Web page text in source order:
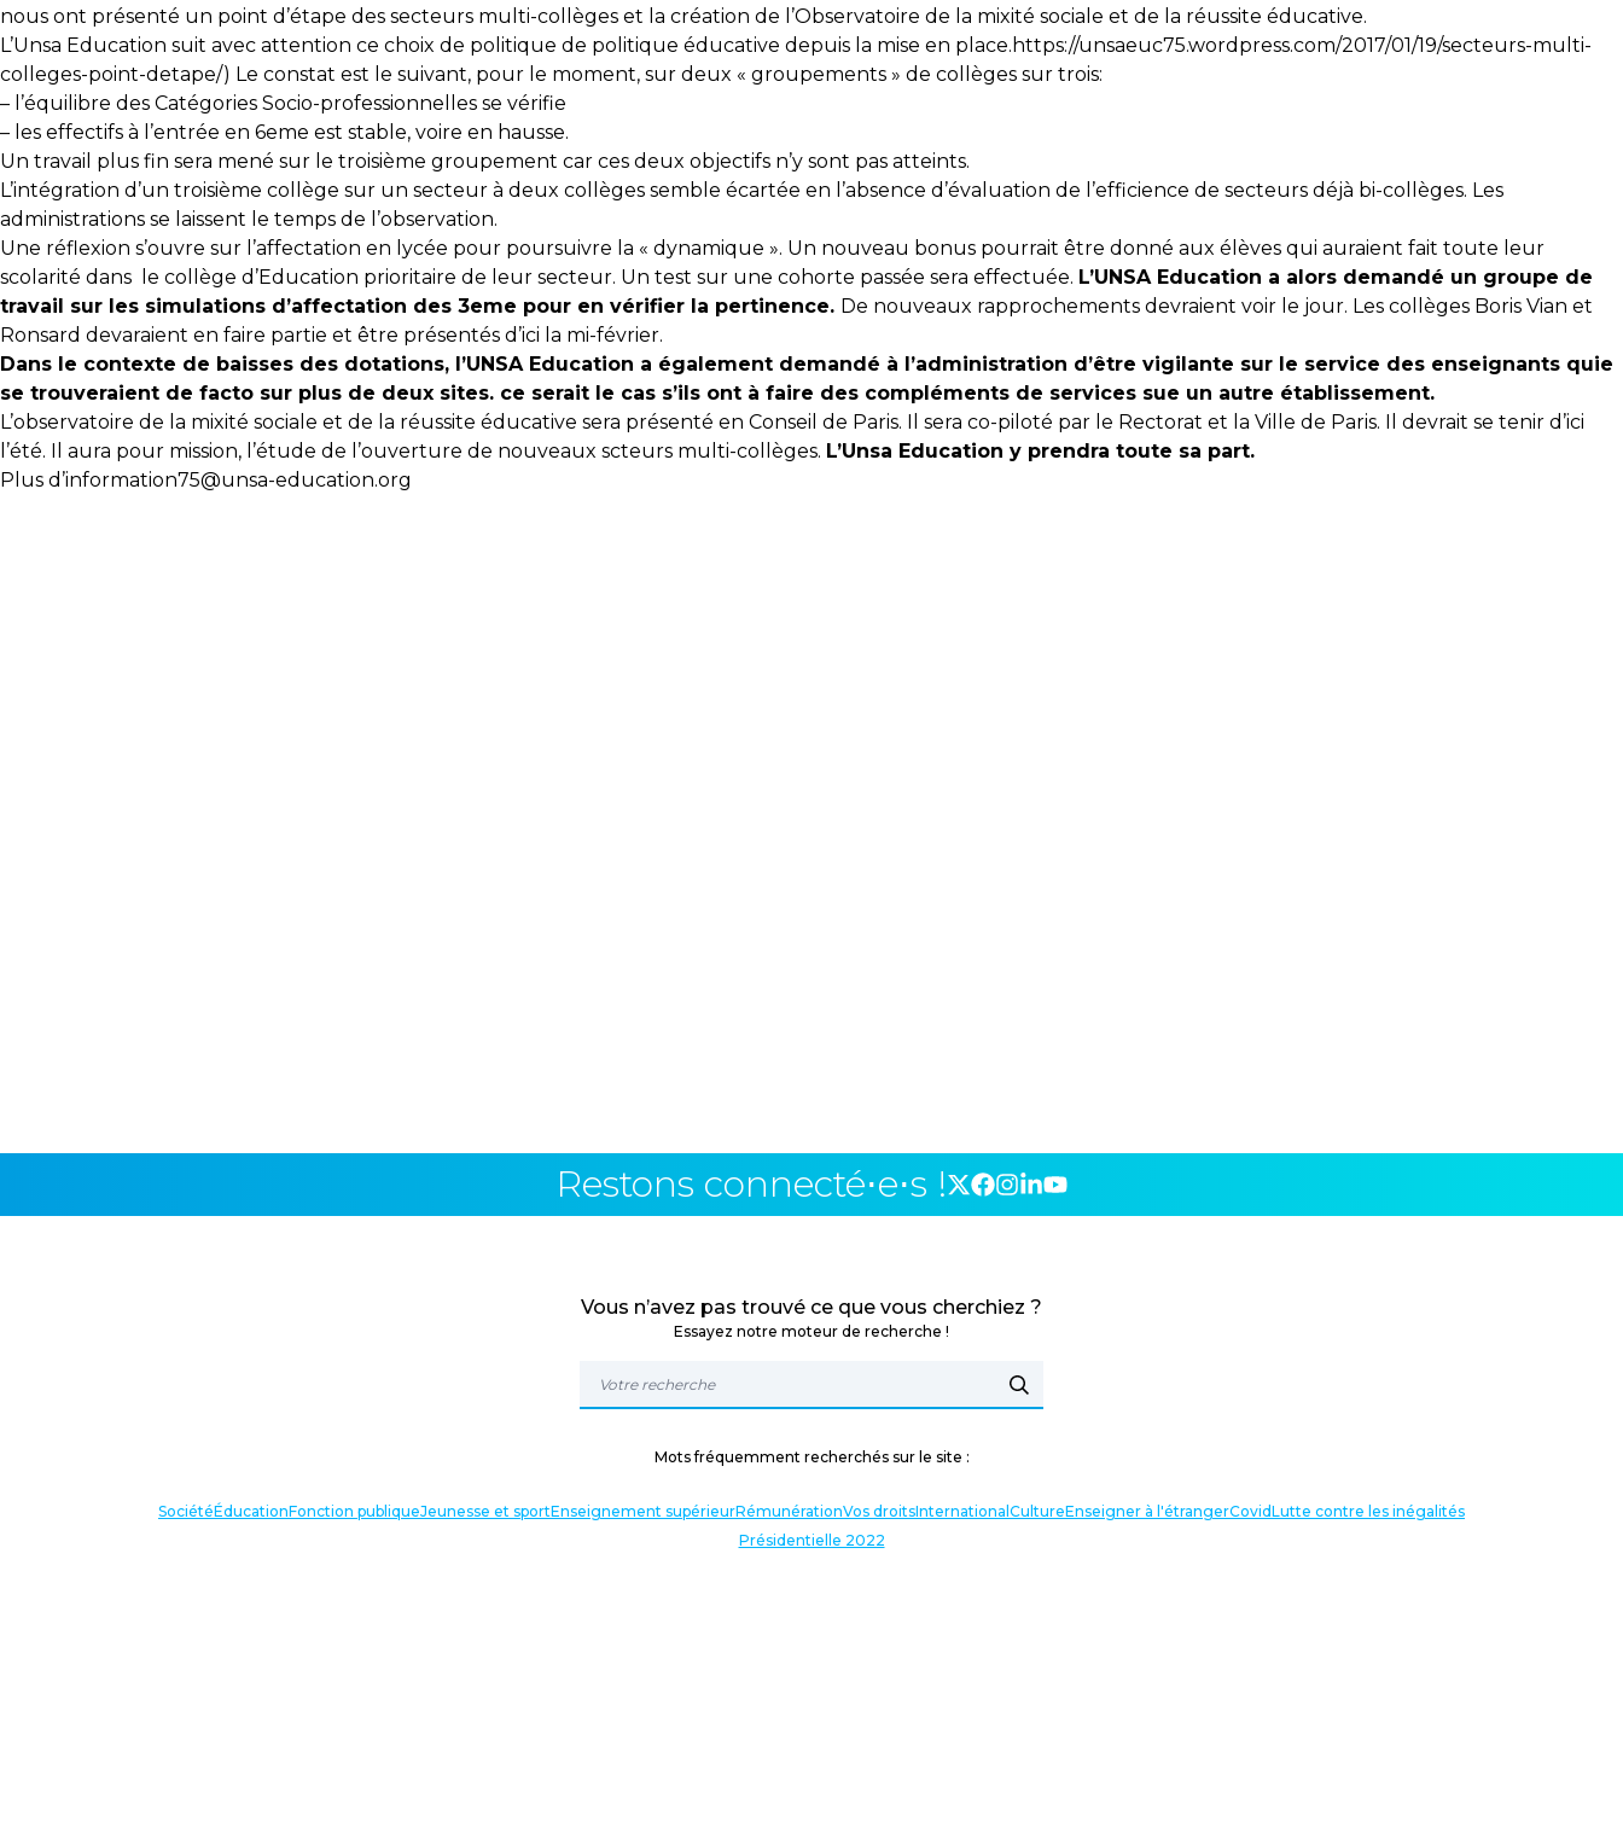
nous ont présenté un point d’étape des secteurs multi-collèges et la création de l’Observatoire de la mixité sociale et de la réussite éducative.
L’Unsa Education suit avec attention ce choix de politique de politique éducative depuis la mise en place. https://unsaeuc75.wordpress.com/2017/01/19/secteurs-multi-
colleges-point-detape/) Le constat est le suivant, pour le moment, sur deux « groupements » de collèges sur trois:
– l’équilibre des Catégories Socio-professionnelles se vérifie
– les effectifs à l’entrée en 6eme est stable, voire en hausse.
Un travail plus fin sera mené sur le troisième groupement car ces deux objectifs n’y sont pas atteints.
L’intégration d’un troisième collège sur un secteur à deux collèges semble écartée en l’absence d’évaluation de l’efficience de secteurs déjà bi-collèges. Les
administrations se laissent le temps de l’observation.
Une réflexion s’ouvre sur l’affectation en lycée pour poursuivre la « dynamique ». Un nouveau bonus pourrait être donné aux élèves qui auraient fait toute leur
scolarité dans le collège d’Education prioritaire de leur secteur. Un test sur une cohorte passée sera effectuée. L’UNSA Education a alors demandé un groupe de
travail sur les simulations d’affectation des 3eme pour en vérifier la pertinence. De nouveaux rapprochements devraient voir le jour. Les collèges Boris Vian et
Ronsard devaraient en faire partie et être présentés d’ici la mi-février.
Dans le contexte de baisses des dotations, l’UNSA Education a également demandé à l’administration d’être vigilante sur le service des enseignants quie
se trouveraient de facto sur plus de deux sites. ce serait le cas s’ils ont à faire des compléments de services sue un autre établissement.
L’observatoire de la mixité sociale et de la réussite éducative sera présenté en Conseil de Paris. Il sera co-piloté par le Rectorat et la Ville de Paris. Il devrait se tenir d’ici
l’été. Il aura pour mission, l’étude de l’ouverture de nouveaux scteurs multi-collèges. L’Unsa Education y prendra toute sa part.
Plus d’information75@unsa-education.org
Restons connecté⋅e⋅s !
Vous n’avez pas trouvé ce que vous cherchiez ?
Essayez notre moteur de recherche !
Mots fréquemment recherchés sur le site :
SociétéÉducationFonction publiqueJeunesse et sportEnseignement supérieurRémunérationVos droitsInternational CultureEnseigner à l'étrangerCovidLutte contre les inégalités
Présidentielle 2022